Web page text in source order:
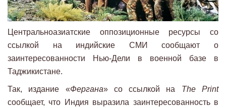
Центральноазиатские оппозиционные ресурсы со
ссылкой на индийские СМИ сообщают о
заинтересованности Нью-Дели в военной базе в
Таджикистане.
Так, издание «Фергана» со ссылкой на The Print
сообщает, что Индия выразила заинтересованность в